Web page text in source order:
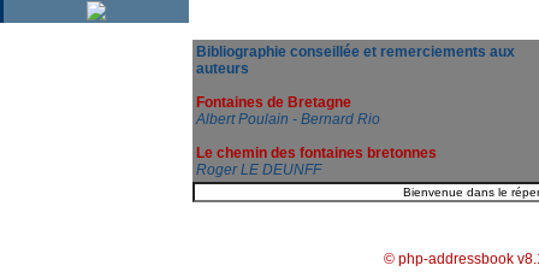
Bibliographie conseillée et remerciements aux
auteurs
Fontaines de Bretagne
Albert Poulain - Bernard Rio
Le chemin des fontaines bretonnes
Roger LE DEUNFF
© php-addressbook